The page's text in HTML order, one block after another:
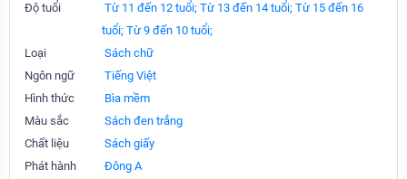
Độ tuổi
Từ 11 đến 12 tuổi; Từ 13 đến 14 tuổi; Từ 15 đến 16
tuổi; Từ 9 đến 10 tuổi;
Loại
Sách chữ
Ngôn ngữ
Tiếng Việt
Hình thức
Bìa mềm
Màu sắc
Sách đen trắng
Chất liệu
Sách giấy
Phát hành
Đông A